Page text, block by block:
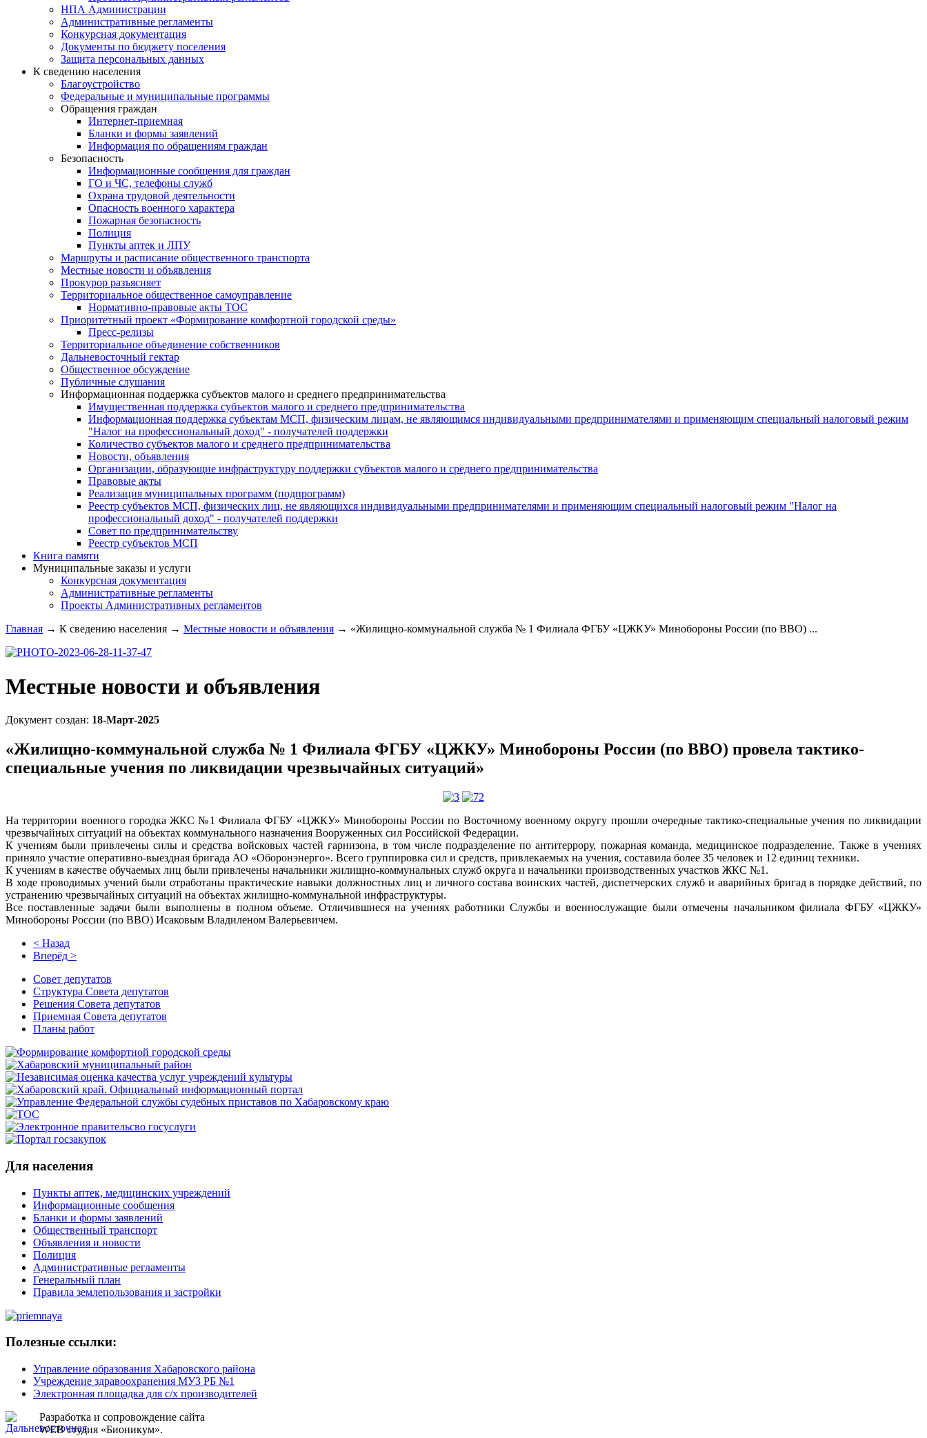
НПА Администрации
Административные регламенты
Конкурсная документация
Документы по бюджету поселения
Защита персональных данных
К сведению населения
Благоустройство
Федеральные и муниципальные программы
Обращения граждан
Интернет-приемная
Бланки и формы заявлений
Информация по обращениям граждан
Безопасность
Информационные сообщения для граждан
ГО и ЧС, телефоны служб
Охрана трудовой деятельности
Опасность военного характера
Пожарная безопасность
Полиция
Пункты аптек и ЛПУ
Маршруты и расписание общественного транспорта
Местные новости и объявления
Прокурор разъясняет
Территориальное общественное самоуправление
Нормативно-правовые акты ТОС
Приоритетный проект «Формирование комфортной городской среды»
Пресс-релизы
Территориальное объединение собственников
Дальневосточный гектар
Общественное обсуждение
Публичные слушания
Информационная поддержка субъектов малого и среднего предпринимательства
Имущественная поддержка субъектов малого и среднего предпринимательства
Информационная поддержка субъектам МСП, физическим лицам, не являющимся индивидуальными предпринимателями и применяющим специальный налоговый режим
"Налог на профессиональный доход" - получателей поддержки
Количество субъектов малого и среднего предпринимательства
Новости, объявления
Организации, образующие инфраструктуру поддержки субъектов малого и среднего предпринимательства
Правовые акты
Реализация муниципальных программ (подпрограмм)
Реестр субъектов МСП, физических лиц, не являющихся индивидуальными предпринимателями и применяющим специальный налоговый режим "Налог на
профессиональный доход" - получателей поддержки
Совет по предпринимательству
Реестр субъектов МСП
Книга памяти
Муниципальные заказы и услуги
Конкурсная документация
Административные регламенты
Проекты Административных регламентов
Главная → К сведению населения → Местные новости и объявления → «Жилищно-коммунальной служба № 1 Филиала ФГБУ «ЦЖКУ» Минобороны России (по ВВО) ...
Местные новости и объявления
Документ создан: 18-Март-2025
«Жилищно-коммунальной служба № 1 Филиала ФГБУ «ЦЖКУ» Минобороны России (по ВВО) провела тактико-
специальные учения по ликвидации чрезвычайных ситуаций»
На территории военного городка ЖКС №1 Филиала ФГБУ «ЦЖКУ» Минобороны России по Восточному военному округу прошли очередные тактико-специальные учения по ликвидации
чрезвычайных ситуаций на объектах коммунального назначения Вооруженных сил Российской Федерации.
К учениям были привлечены силы и средства войсковых частей гарнизона, в том числе подразделение по антитеррору, пожарная команда, медицинское подразделение. Также в учениях
приняло участие оперативно-выездная бригада АО «Оборонэнерго». Всего группировка сил и средств, привлекаемых на учения, составила более 35 человек и 12 единиц техники.
К учениям в качестве обучаемых лиц были привлечены начальники жилищно-коммунальных служб округа и начальники производственных участков ЖКС №1.
В ходе проводимых учений были отработаны практические навыки должностных лиц и личного состава воинских частей, диспетчерских служб и аварийных бригад в порядке действий, по
устранению чрезвычайных ситуаций на объектах жилищно-коммунальной инфраструктуры.
Все поставленные задачи были выполнены в полном объеме. Отличившиеся на учениях работники Службы и военнослужащие были отмечены начальником филиала ФГБУ «ЦЖКУ»
Минобороны России (по ВВО) Исаковым Владиленом Валерьевичем.
< Назад
Вперёд >
Совет депутатов
Структура Совета депутатов
Решения Совета депутатов
Приемная Совета депутатов
Планы работ
Для населения
Пункты аптек, медицинских учреждений
Информационные сообщения
Бланки и формы заявлений
Общественный транспорт
Объявления и новости
Полиция
Административные регламенты
Генеральный план
Правила землепользования и застройки
Полезные ссылки:
Управление образования Хабаровского района
Учреждение здравоохранения МУЗ РБ №1
Электронная площадка для с/х производителей
Разработка и сопровождение сайта
WEB студия «Бионикум».